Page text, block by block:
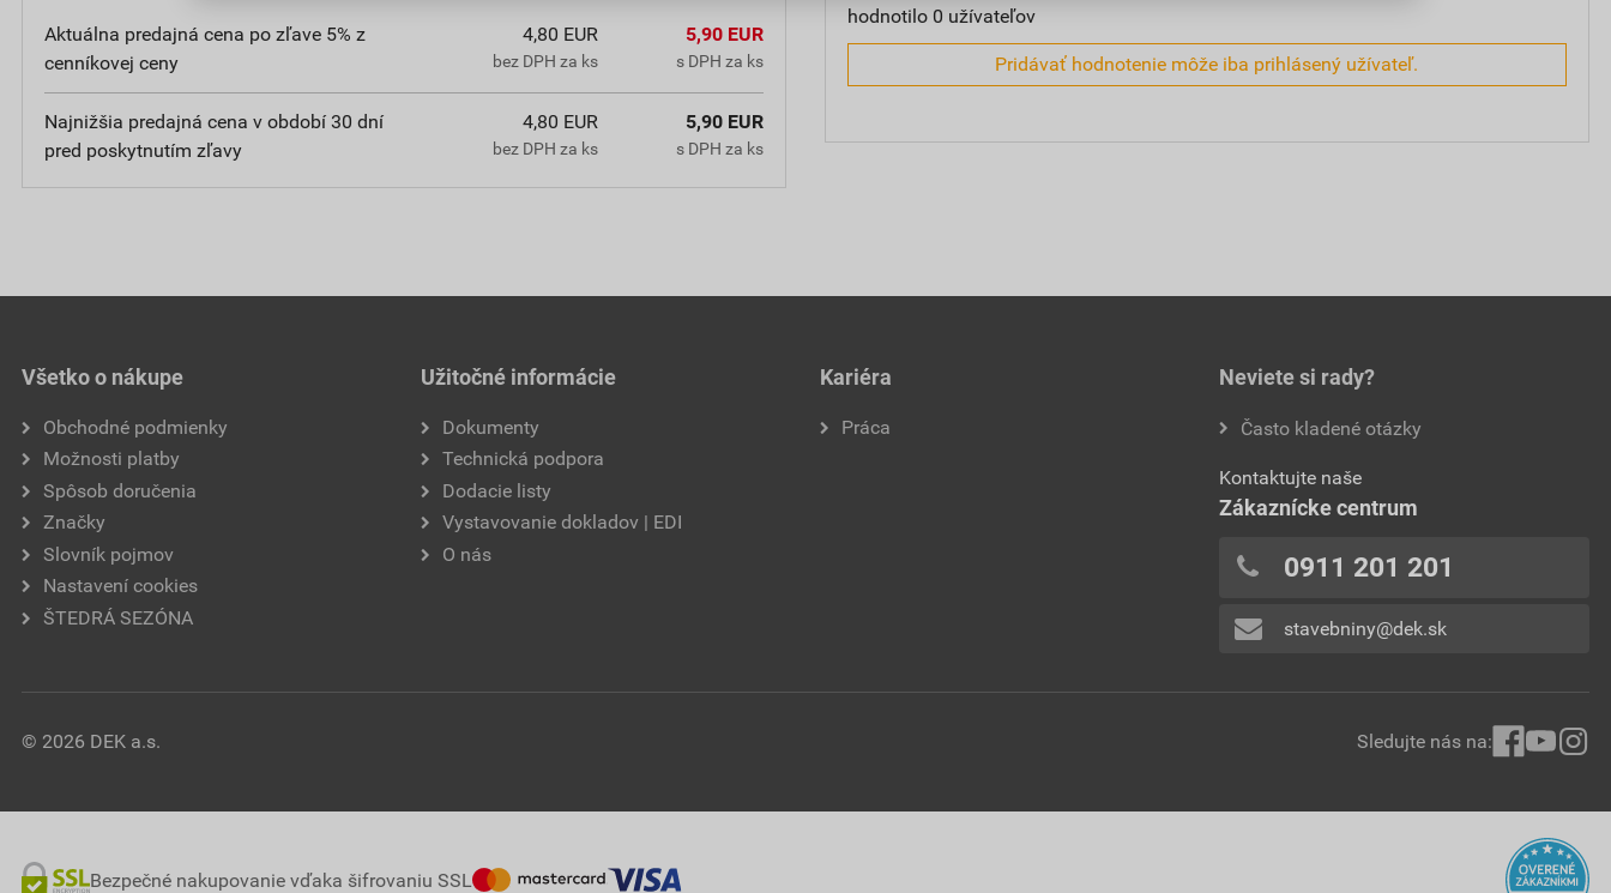
Aktuálna predajná cena po zľave 5% z
cenníkovej ceny
4,80 EUR
bez DPH za ks
5,90 EUR
s DPH za ks
Najnižšia predajná cena v období 30 dní
pred poskytnutím zľavy
4,80 EUR
bez DPH za ks
5,90 EUR
s DPH za ks
hodnotilo 0 užívateľov
Pridávať hodnotenie môže iba prihlásený užívateľ.
Všetko o nákupe
Obchodné podmienky
Možnosti platby
Spôsob doručenia
Značky
Slovník pojmov
Nastavení cookies
ŠTEDRÁ SEZÓNA
Užitočné informácie
Dokumenty
Technická podpora
Dodacie listy
Vystavovanie dokladov | EDI
O nás
Kariéra
Práca
Neviete si rady?
Často kladené otázky
Kontaktujte naše
Zákaznícke centrum
0911 201 201
stavebniny@dek.sk
© 2026 DEK a.s. Sledujte nás na:
Bezpečné nakupovanie vďaka šifrovaniu SSL